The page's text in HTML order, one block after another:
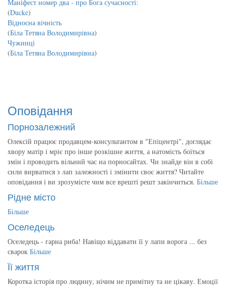
Маніфест номер два - про Бога сучасності:
(Ducke)
Відносна вічність
(Біла Тетяна Володимирівна)
Чужинці
(Біла Тетяна Володимирівна)
Оповідання
Порнозалежний
Олексій працює продавцем-консультантом в "Епіцентрі", доглядає
хвору матір і мріє про інше розкішне життя, а натомість боїться
змін і проводить вільний час на порносайтах. Чи знайде він в собі
сили вирватися з лап залежності і змінити своє життя? Читайте
оповідання і ви зрозумієте чим все врешті решт закінчиться. Більше
Рідне місто
Більше
Оселедець
Оселедець - гарна риба! Навіщо віддавати її у лапи ворога ... без
сварок Більше
Її життя
Коротка історія про людину, нічим не примітну та не цікаву. Емоції